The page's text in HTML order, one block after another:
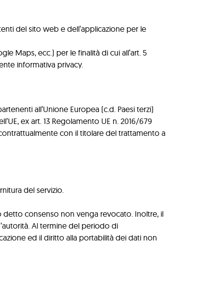
del sito web e dell’applicazione per le
Maps, ecc.) per le finalità di cui all’art. 5
informativa privacy.
all’Unione Europea (c.d. Paesi terzi)
ex art. 13 Regolamento UE n. 2016/679
con il titolare del trattamento a
del servizio.
consenso non venga revocato. Inoltre, il
Al termine del periodo di
ed il diritto alla portabilità dei dati non